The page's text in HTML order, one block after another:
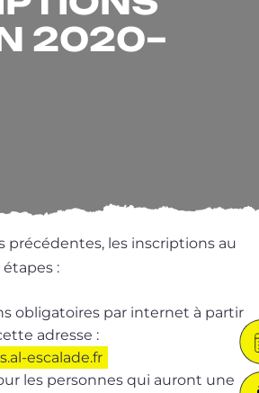
2020–
pré­cé­dentes, les ins­crip­tions au
:
obli­ga­toires par inter­net à par­tir
adresse :
esca​lade​.fr
les per­sonnes qui auront une